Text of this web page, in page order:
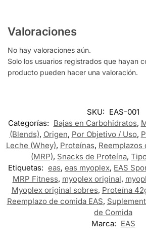
Valoraciones
No hay valoraciones aún.
Solo los usuarios registrados que hayan
producto pueden hacer una valoración.
SKU: EAS-001
Categorías: Bajas en Carbohidratos,
(Blends), Origen, Por Objetivo / Uso,
Leche (Whey), Proteínas, Reemplazos
(MRP), Snacks de Proteína,
Etiquetas: eas, eas myoplex, EAS
MRP Fitness, myoplex original,
Myoplex original sobres, Proteína
Reemplazo de comida EAS,
de Comida
Marca: EAS